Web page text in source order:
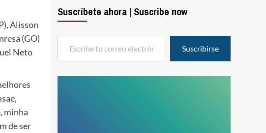
Alisson
(GO)
Neto
minha
de ser
Suscríbete ahora | Suscribe now
Escribe tu correo electrónico…
Suscribirse